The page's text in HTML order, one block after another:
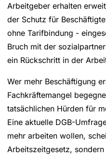
Arbeitgeber erhalten
der Schutz für
ohne Tarifbindung -
Bruch mit der
ein Rückschritt in der
Wer mehr Beschäftigung
Fachkräftemangel
tatsächlichen Hürden für
Eine aktuelle DGB-
mehr arbeiten wollen,
Arbeitszeitgesetz,